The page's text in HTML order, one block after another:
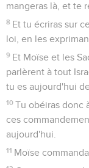
mangeras là, et te
8 Et tu écriras sur
loi, en les
9 Et Moïse et les
parlèrent à tout
tu es aujourd'hui
10 Tu obéiras donc
ces
aujourd'hui.
11 Moïse